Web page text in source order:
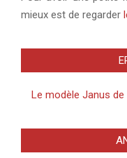
mieux est de regarder
Le modèle Janus